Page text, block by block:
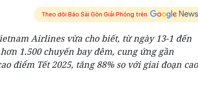
Theo dõi Báo Sài Gòn Giải Phóng trên
Airlines vừa cho biết, từ ngày 13-1 đến
1.500 chuyến bay đêm, cung ứng gần
điểm Tết 2025, tăng 88% so với giai đoạn cao